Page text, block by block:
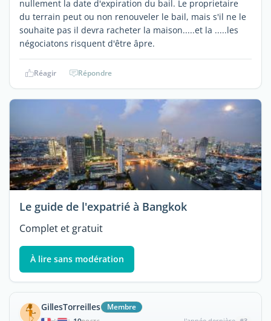
nullement la date d'expiration du bail. Le proprietaire
du terrain peut ou non renouveler le bail, mais s'il ne le
souhaite pas il devra racheter la maison.....et la .....les
négociatons risquent d'être âpre.
Réagir Répondre
Le guide de l'expatrié à Bangkok
Complet et gratuit
À lire sans modération
GillesTorreilles Membre